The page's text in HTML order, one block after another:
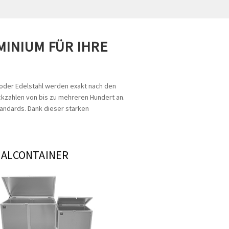
FÜR IHRE A
Edelstahl werden exakt nach den
von bis zu mehreren Hundert an.
Dank dieser starken